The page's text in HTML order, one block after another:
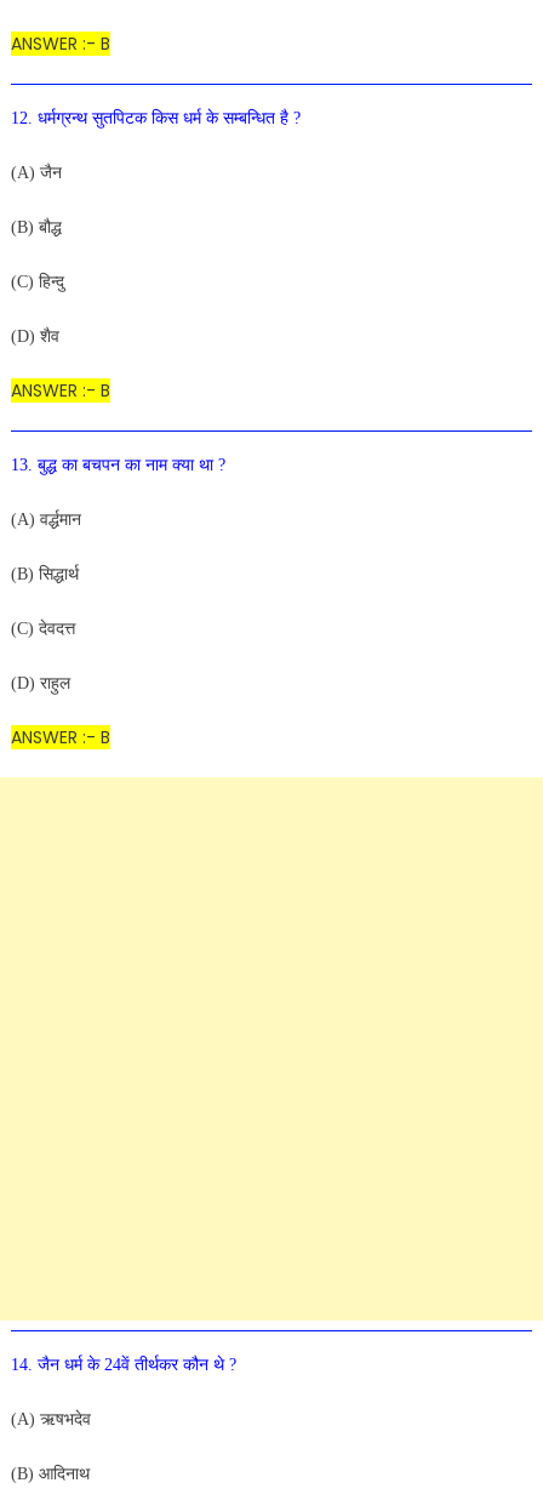
ANSWER :- B
12. धर्मग्रन्थ सुतपिटक किस धर्म के सम्बन्धित है ?
(A) जैन
(B) बौद्ध
(C) हिन्दु
(D) शैव
ANSWER :- B
13. बुद्ध का बचपन का नाम क्या था ?
(A) वर्द्धमान
(B) सिद्धार्थ
(C) देवदत्त
(D) राहुल
ANSWER :- B
14. जैन धर्म के 24वें तीर्थकर कौन थे ?
(A) ऋषभदेव
(B) आदिनाथ